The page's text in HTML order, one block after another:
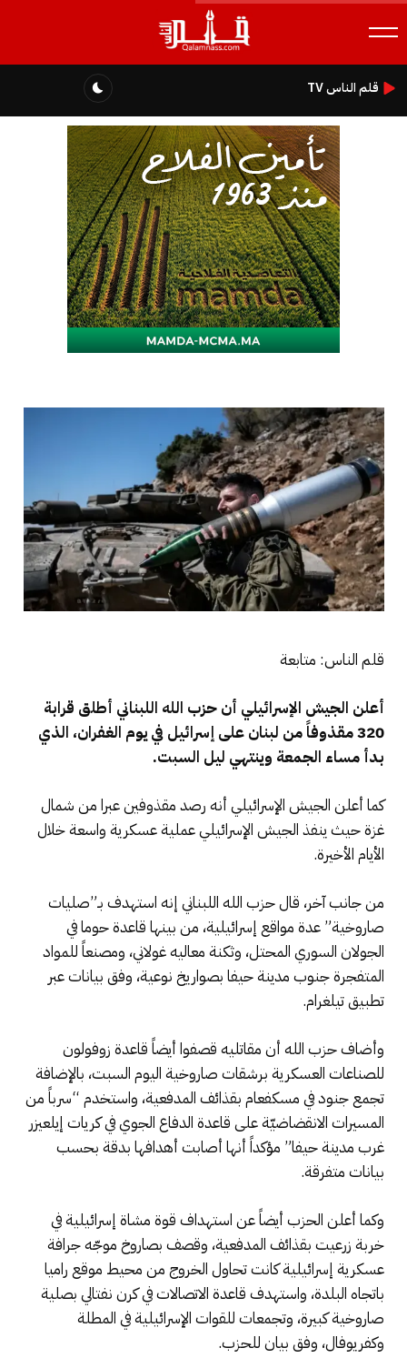
قلم الناس TV
قلم الناس: متابعة
أعلن الجيش الإسرائيلي أن حزب الله اللبناني أطلق قرابة
320 مقذوفاً من لبنان على إسرائيل في يوم الغفران، الذي
بدأ مساء الجمعة وينتهي ليل السبت.
كما أعلن الجيش الإسرائيلي أنه رصد مقذوفين عبرا من شمال
غزة حيث ينفذ الجيش الإسرائيلي عملية عسكرية واسعة خلال
الأيام الأخيرة.
من جانب آخر، قال حزب الله اللبناني إنه استهدف بـ”صليات
صاروخية” عدة مواقع إسرائيلية، من بينها قاعدة حوما في
الجولان السوري ‏المحتل، وثكنة معاليه غولاني، ومصنعاً للمواد
المتفجرة جنوب مدينة حيفا بصواريخ نوعية، وفق بيانات عبر
تطبيق تيلغرام.
وأضاف حزب الله أن مقاتليه قصفوا أيضاً قاعدة زوفولون
للصناعات العسكرية برشقات صاروخية اليوم السبت، بالإضافة
تجمع جنود في مسكفعام بقذائف المدفعية، واستخدم “سرباً من
المسيرات ‏الانقضاضيّة على قاعدة الدفاع الجوي في كريات إيلعيزر
غرب مدينة حيفا” مؤكداً أنها أصابت أهدافها بدقة بحسب
بيانات متفرقة.
وكما أعلن الحزب أيضاً عن استهداف ‏قوة مشاة إسرائيلية في
خربة زرعيت بقذائف المدفعية، وقصف بصاروخ ‌‏موجّه جرافة
عسكرية إسرائيلية كانت تحاول الخروج من محيط موقع راميا
باتجاه البلدة، واستهدف قاعدة الاتصالات في كرن نفتالي بصلية
صاروخية كبيرة، وتجمعات للقوات الإسرائيلية في المطلة
وكفريوفال، وفق بيان للحزب.